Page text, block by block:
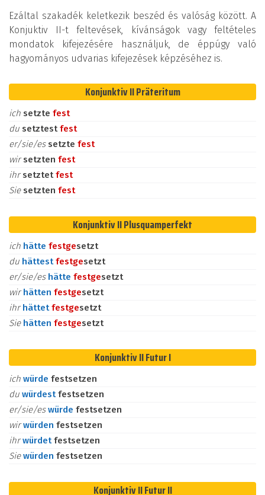
Ezáltal szakadék keletkezik beszéd és valóság között. A
Konjuktiv II-t feltevések, kívánságok vagy feltételes
mondatok kifejezésére használjuk, de éppúgy való
hagyományos udvarias kifejezések képzéséhez is.
Konjunktiv II Präteritum
ich setzte fest
du setztestfest
er/sie/es setzte fest
wirsetzten fest
ihrsetztetfest
Sie setzten fest
Konjunktiv II Plusquamperfekt
ich hätte festgesetzt
du hättestfestgesetzt
er/sie/es hätte festgesetzt
wirhätten festgesetzt
ihrhättetfestgesetzt
Sie hätten festgesetzt
Konjunktiv II Futur I
ich würde festsetzen
du würdestfestsetzen
er/sie/eswürde festsetzen
wirwürden festsetzen
ihrwürdetfestsetzen
Siewürden festsetzen
Konjunktiv II Futur II